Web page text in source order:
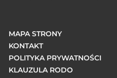
MAPA STRONY
KONTAKT
POLITYKA PRYWATNOŚCI
KLAUZULA RODO